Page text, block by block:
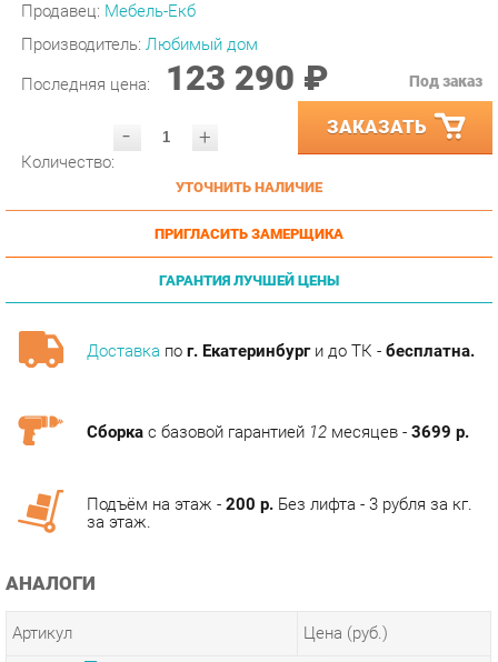
Производитель:Любимый дом
Последняя цена: 123 290 ₽
- ЗАКАЗАТЬ
УТОЧНИТЬ НАЛИЧИЕ
ПРИГЛАСИТЬ ЗАМЕРЩИКА
ГАРАНТИЯ ЛУЧШЕЙ ЦЕНЫ
Доставкапог. Екатеринбурги до ТК -бесплатна.
АНАЛОГИ
Артикул
u-0258212 111 590.00 р.
ТЭГИ